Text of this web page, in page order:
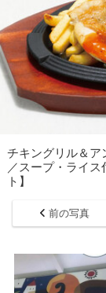
チキングリル＆ア
／スープ・ライ
ト】
前の写真